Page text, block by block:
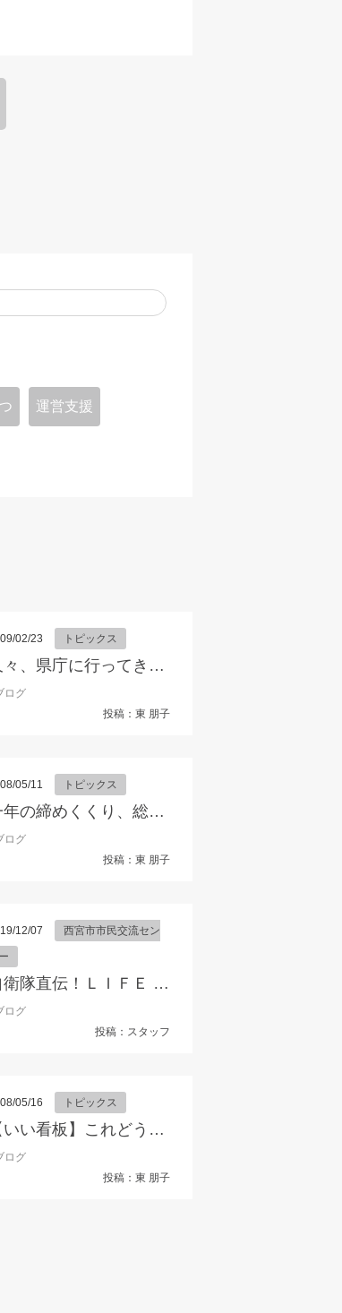
運営支援
と学生の交流会
みやっこセミナー
#年末年始のご挨拶
シバタ工業株式会社
02/23 トピックス
久々、県庁に行ってきました。
ログ
投稿：東 朋子
05/11 トピックス
一年の締めくくり、総会が無事終了しました。
ログ
投稿：東 朋子
12/07 西宮市市民交流セン
自衛隊直伝！ＬＩＦＥ ＨＡＣＫ講座
ログ
投稿：スタッフ
05/16 トピックス
【いい看板】これどうでしょう？
ログ
投稿：東 朋子